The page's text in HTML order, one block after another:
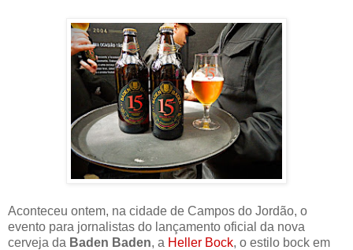
Aconteceu ontem, na cidade de Campos do Jordão, o
evento para jornalistas do lançamento oficial da nova
cerveja da Baden Baden, a Heller Bock, o estilo bock em